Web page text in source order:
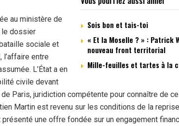
Sois bon et tais-toi
« Et la Moselle ? » : Patrick
nouveau front territorial
Mille-feuilles et tartes à la
au ministère de
le dossier
sociale et
entre
L’État a en
civile devant
Paris, juridiction compétente pour connaître de
Martin est revenu sur les conditions de la
présenté une offre fondée sur un engagement